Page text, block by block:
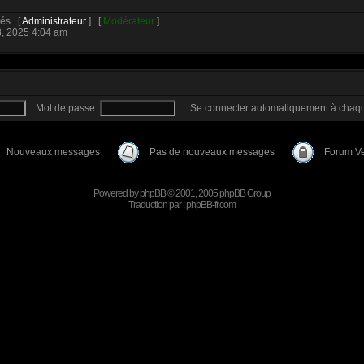
[Administrateur ] [ Modérateur ]
2025 4:04 am
Mot de passe: Se connecter automatiquement à
Nouveaux messages Pas de nouveaux messages Forum
Powered byphpBB© 2001, 2005 phpBB Group
Traduction par :phpBB-fr.com